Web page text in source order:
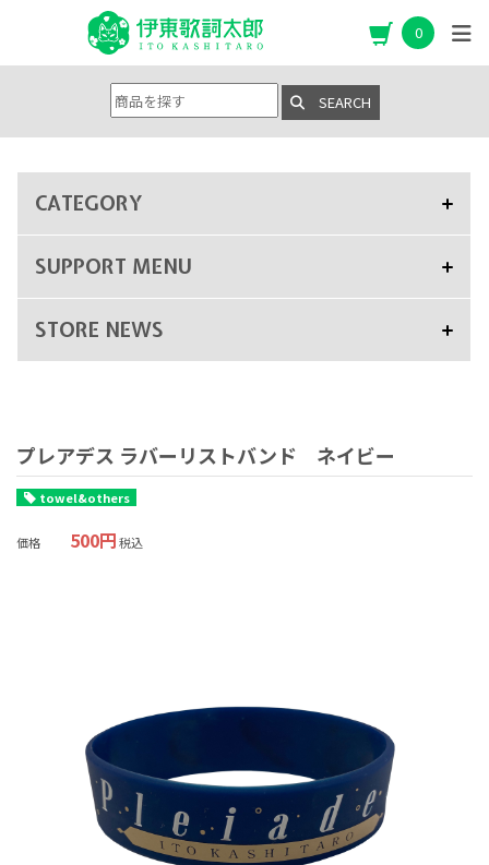
0
SEARCH
CATEGORY
SUPPORT MENU
STORE NEWS
プレアデス ラバーリストバンド ネイビー
towel&others
価格 500円税込